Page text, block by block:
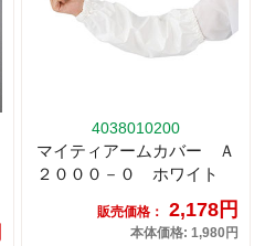
4038010200
マイティアームカバー Ａ
２０００－０ ホワイト
販売価格： 2,178円
本体価格: 1,980円